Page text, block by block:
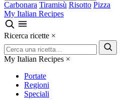
Carbonara Tiramisù Risotto Pizza
My Italian Recipes
Ricerca ricette ×
My Italian Recipes ×
Portate
Regioni
Speciali